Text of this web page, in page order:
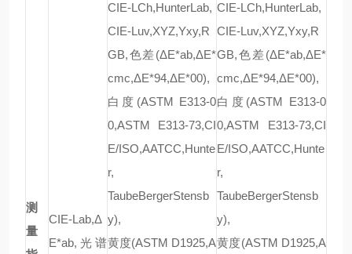
测
量
CIE-Lab,Δ
E*ab,光谱
CIE-LCh,HunterLab,
CIE-Luv,XYZ,Yxy,R
GB,色差(ΔE*ab,ΔE*
cmc,ΔE*94,ΔE*00),
白度(ASTM E313-0
0,ASTM E313-73,CI
E/ISO,AATCC,Hunte
r,
TaubeBergerStensb
y),
黄度(ASTM D1925,A
CIE-LCh,HunterLab,
CIE-Luv,XYZ,Yxy,R
GB,色差(ΔE*ab,ΔE*
cmc,ΔE*94,ΔE*00),
白度(ASTM E313-0
0,ASTM E313-73,CI
E/ISO,AATCC,Hunte
r,
TaubeBergerStensb
y),
黄度(ASTM D1925,A